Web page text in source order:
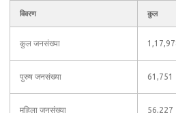
विवरण कुल
कुल जनसंख्या
पुरुष जनसंख्या 61,751
महिला जनसंख्या 56,227